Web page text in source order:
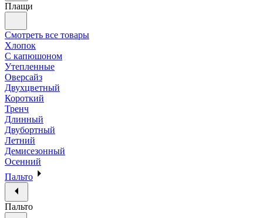
Плащи
Смотреть все товары
Хлопок
С капюшоном
Утепленные
Оверсайз
Двухцветный
Короткий
Тренч
Длинный
Двубортный
Летний
Демисезонный
Осенний
Пальто
Пальто